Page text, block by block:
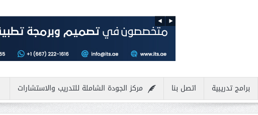
برامج تدريبية اتصل بنا مركز الجودة الشاملة للتدريب والاستشارات